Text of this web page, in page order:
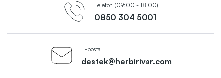
Telefon (09:00 - 18:00)
0850 304 5001
E-posta
destek@herbirivar.com